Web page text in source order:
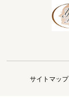
サイトマップ